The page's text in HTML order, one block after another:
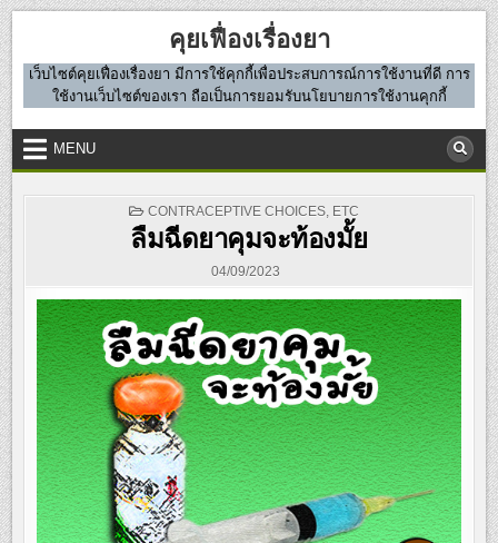
Skip
to
content
คุยเฟื่องเรื่องยา
เว็บไซต์คุยเฟื่องเรื่องยา มีการใช้คุกกี้เพื่อประสบการณ์การใช้งานที่ดี การ
ใช้งานเว็บไซต์ของเรา ถือเป็นการยอมรับนโยบายการใช้งานคุกกี้
MENU
POSTED
CONTRACEPTIVE CHOICES, ETC
ลืมฉีดยาคุมจะท้องมั้ย
04/09/2023